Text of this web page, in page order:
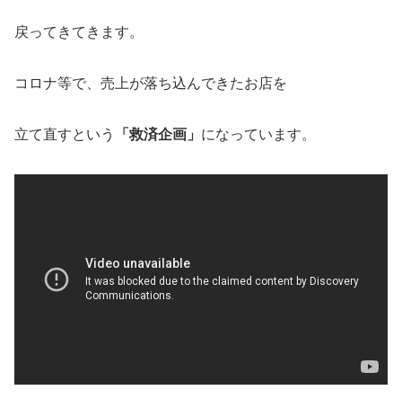
戻ってきてきます。
コロナ等で、売上が落ち込んできたお店を
立て直すという 「救済企画」 になっています。